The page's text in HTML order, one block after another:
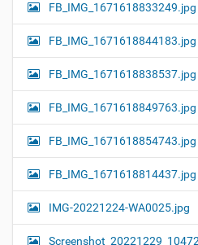
FB_IMG_1671618833249.jpg
FB_IMG_1671618844183.jpg
FB_IMG_1671618838537.jpg
FB_IMG_1671618849763.jpg
FB_IMG_1671618854743.jpg
FB_IMG_1671618814437.jpg
IMG-20221224-WA0025.jpg